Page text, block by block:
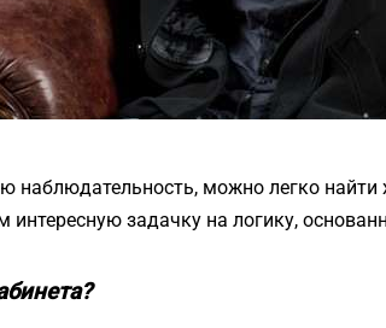
наблюдательность, можно легко найти
интересную задачку на логику,